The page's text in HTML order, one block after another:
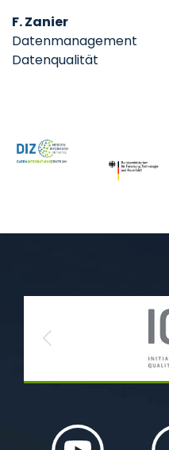
F. Zanier
Datenmanagement
Datenqualität
Previous